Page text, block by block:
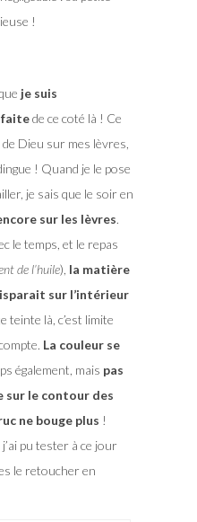
!
je suis
de ce coté là ! Ce
Dieu sur mes lèvres,
! Quand je le pose
je sais que le soir en
sur les lèvres.
le temps, et le repas
de l’huile), la matière
sur l’intérieur
teinte là, c’est limite
La couleur se
également, mais pas
sur le contour des
ne bouge plus !
pu tester à ce jour
le retoucher en